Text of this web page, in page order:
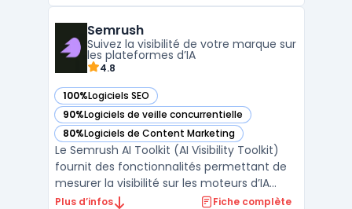
l'analyse des réseaux sociaux, la mesure
des senti ...
Semrush
Suivez la visibilité de votre marque sur
les plateformes d’IA
4.8
100%Logiciels SEO
— voir Semrush dans cette catégorie
90%Logiciels de veille concurrentielle
— voir Semrush dans cette catégorie
80%Logiciels de Content Marketing
— voir Semrush dans cette catégorie
Le Semrush AI Toolkit (AI Visibility Toolkit)
fournit des fonctionnalités permettant de
mesurer la visibilité sur les moteurs d’IA
générative tels que ChatGPT ou Google
Plus d’infos Fiche complète